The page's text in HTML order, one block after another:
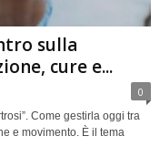
sulla
cure e...
0
Come gestirla oggi tra
e movimento. È il tema